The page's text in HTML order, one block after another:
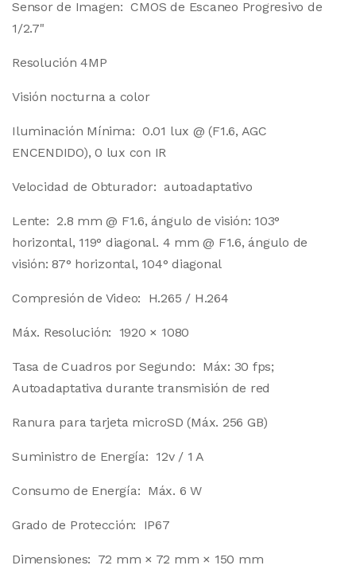
Sensor de Imagen: CMOS de Escaneo Progresivo de
1/2.7"
Resolución 4MP
Visión nocturna a color
Iluminación Mínima: 0.01 lux @ (F1.6, AGC
ENCENDIDO), 0 lux con IR
Velocidad de Obturador: autoadaptativo
Lente: 2.8 mm @ F1.6, ángulo de visión: 103°
horizontal, 119° diagonal. 4 mm @ F1.6, ángulo de
visión: 87° horizontal, 104° diagonal
Compresión de Video: H.265 / H.264
Máx. Resolución: 1920 × 1080
Tasa de Cuadros por Segundo: Máx: 30 fps;
Autoadaptativa durante transmisión de red
Ranura para tarjeta microSD (Máx. 256 GB)
Suministro de Energía: 12v / 1 A
Consumo de Energía: Máx. 6 W
Grado de Protección: IP67
Dimensiones: 72 mm × 72 mm × 150 mm